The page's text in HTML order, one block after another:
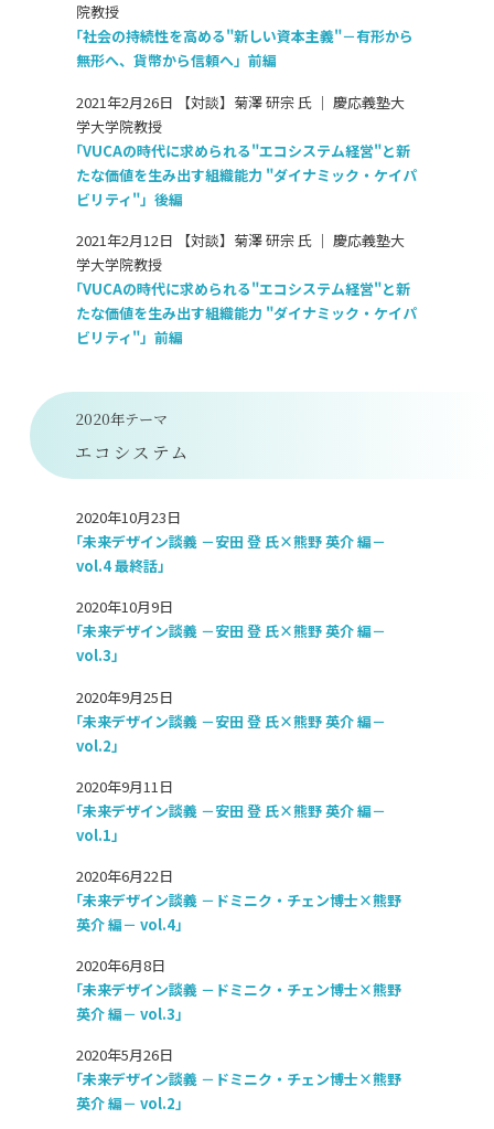
院教授
「社会の持続性を高める"新しい資本主義"－有形から
無形へ、貨幣から信頼へ」前編
2021年2月26日 【対談】菊澤 研宗 氏 ｜ 慶応義塾大
学大学院教授
「VUCAの時代に求められる"エコシステム経営"と新
たな価値を生み出す組織能力 "ダイナミック・ケイパ
ビリティ"」後編
2021年2月12日 【対談】菊澤 研宗 氏 ｜ 慶応義塾大
学大学院教授
「VUCAの時代に求められる"エコシステム経営"と新
たな価値を生み出す組織能力 "ダイナミック・ケイパ
ビリティ"」前編
2020年テーマ
エコシステム
2020年10月23日
「未来デザイン談義 －安田 登 氏×熊野 英介 編－
vol.4 最終話」
2020年10月9日
「未来デザイン談義 －安田 登 氏×熊野 英介 編－
vol.3」
2020年9月25日
「未来デザイン談義 －安田 登 氏×熊野 英介 編－
vol.2」
2020年9月11日
「未来デザイン談義 －安田 登 氏×熊野 英介 編－
vol.1」
2020年6月22日
「未来デザイン談義 －ドミニク・チェン博士×熊野
英介 編－ vol.4」
2020年6月8日
「未来デザイン談義 －ドミニク・チェン博士×熊野
英介 編－ vol.3」
2020年5月26日
「未来デザイン談義 －ドミニク・チェン博士×熊野
英介 編－ vol.2」